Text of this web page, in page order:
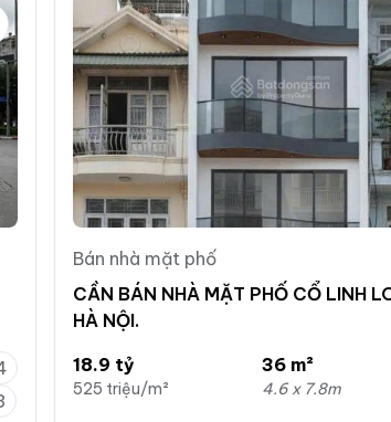
Bán nhà mặt phố
CẦN BÁN NHÀ MẶT PHỐ CỔ LINH
HÀ NỘI.
18.9 tỷ
525 triệu/m²
36 m²
4.6 x 7.8m